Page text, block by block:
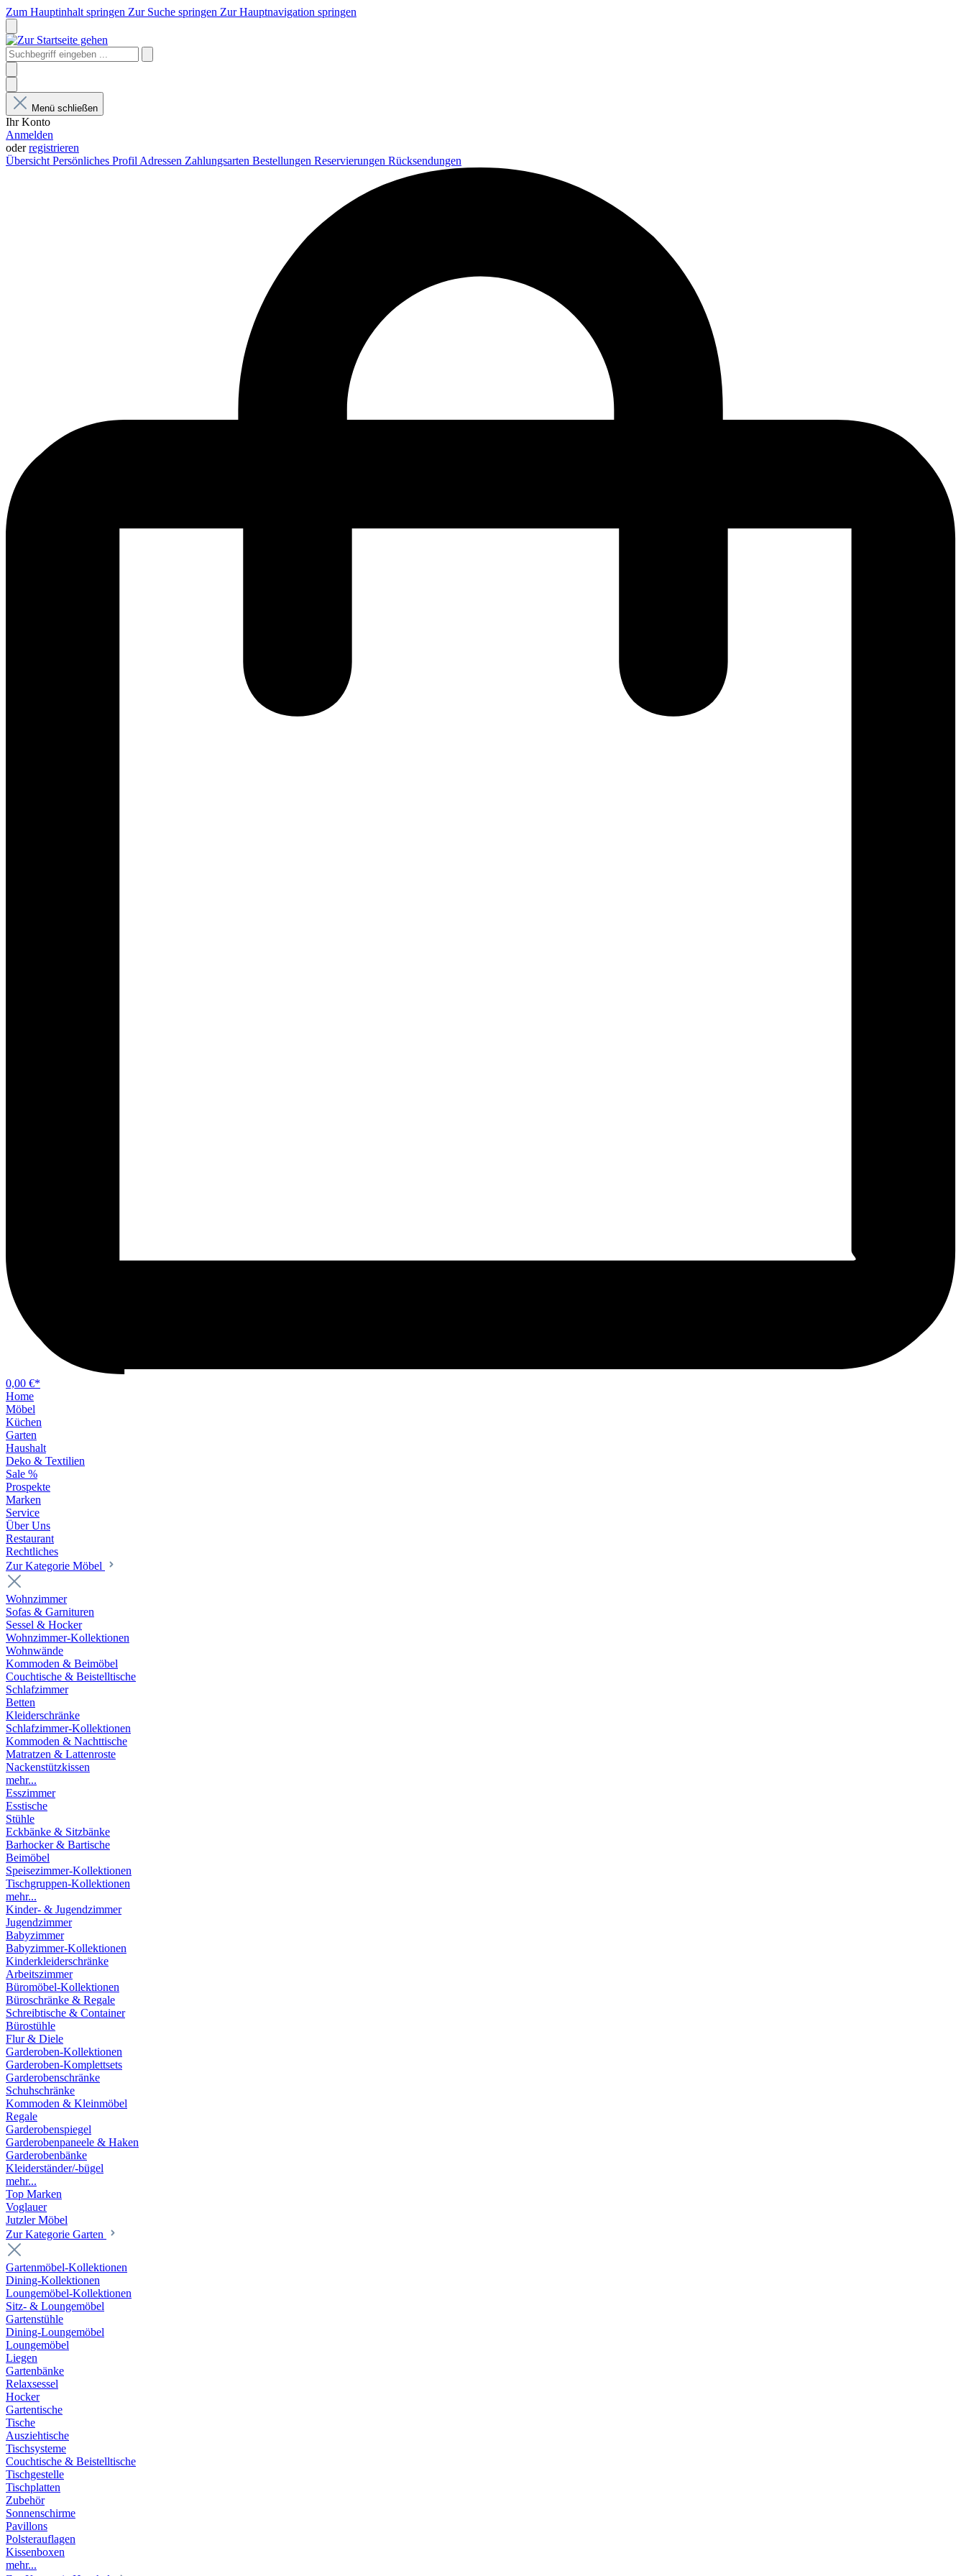
Zum Hauptinhalt springen Zur Suche springen Zur Hauptnavigation springen
Menü schließen
Ihr Konto
Anmelden
oderregistrieren
Übersicht Persönliches Profil Adressen Zahlungsarten Bestellungen Reservierungen Rücksendungen
0,00 €*
Home
Möbel
Küchen
Garten
Haushalt
Deko & Textilien
Sale %
Prospekte
Marken
Service
Über Uns
Restaurant
Rechtliches
Zur Kategorie Möbel
Wohnzimmer
Sofas & Garnituren
Sessel & Hocker
Wohnzimmer-Kollektionen
Wohnwände
Kommoden & Beimöbel
Couchtische & Beistelltische
Schlafzimmer
Betten
Kleiderschränke
Schlafzimmer-Kollektionen
Kommoden & Nachttische
Matratzen & Lattenroste
Nackenstützkissen
mehr...
Esszimmer
Esstische
Stühle
Eckbänke & Sitzbänke
Barhocker & Bartische
Beimöbel
Speisezimmer-Kollektionen
Tischgruppen-Kollektionen
mehr...
Kinder- & Jugendzimmer
Jugendzimmer
Babyzimmer
Babyzimmer-Kollektionen
Kinderkleiderschränke
Arbeitszimmer
Büromöbel-Kollektionen
Büroschränke & Regale
Schreibtische & Container
Bürostühle
Flur & Diele
Garderoben-Kollektionen
Garderoben-Komplettsets
Garderobenschränke
Schuhschränke
Kommoden & Kleinmöbel
Regale
Garderobenspiegel
Garderobenpaneele & Haken
Garderobenbänke
Kleiderständer/-bügel
mehr...
Top Marken
Voglauer
Jutzler Möbel
Zur Kategorie Garten
Gartenmöbel-Kollektionen
Dining-Kollektionen
Loungemöbel-Kollektionen
Sitz- & Loungemöbel
Gartenstühle
Dining-Loungemöbel
Loungemöbel
Liegen
Gartenbänke
Relaxsessel
Hocker
Gartentische
Tische
Ausziehtische
Tischsysteme
Couchtische & Beistelltische
Tischgestelle
Tischplatten
Zubehör
Sonnenschirme
Pavillons
Polsterauflagen
Kissenboxen
mehr...